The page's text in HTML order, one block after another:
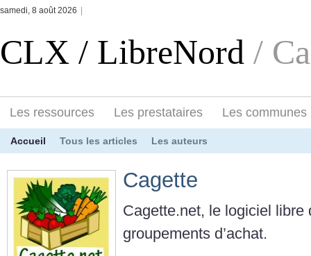
samedi, 8 août 2026
CLX / LibreNord /
Les ressources Les prestataires Les communes
Accueil Tous les articles Les auteurs
Cagette
Cagette.net, le logiciel libre
groupements d’achat.